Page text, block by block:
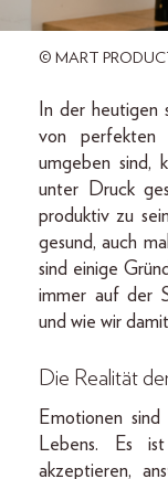
© MART
In der heutigen
von perfekten
umgeben sind,
unter Druck
produktiv zu
gesund, auch
sind einige
immer auf der
und wie wir
Die Realität
Emotionen
Lebens. Es
akzeptieren,